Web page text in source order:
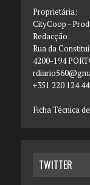
Proprietária:
CityCoop -
Redacção:
Rua da
4200-194
+351 220 124
Ficha Técnica
TWITTER